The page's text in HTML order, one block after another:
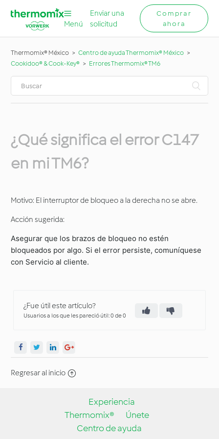
Menú
Enviar una
solicitud
Comprar
ahora
Thermomix® México
Centro de ayuda Thermomix® México
Cookidoo® & Cook-Key®
Errores Thermomix® TM6
¿Qué significa el error C147
en mi TM6?
Motivo: El interruptor de bloqueo a la derecha no se abre.
Acción sugerida:
Asegurar que los brazos de bloqueo no estén
bloqueados por algo. Si el error persiste, comuníquese
con Servicio al cliente.
¿Fue útil este artículo?
Usuarios a los que les pareció útil: 0 de 0
Regresar al inicio
Experiencia
Thermomix®
Únete
Centro de ayuda